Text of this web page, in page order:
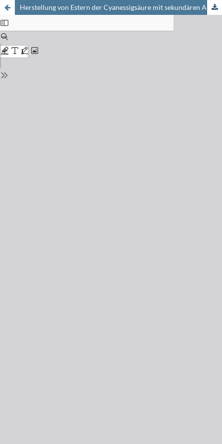
Herstellung von Estern der Cyanessigsäure mit sekundären Alkoholen durch Umesterung